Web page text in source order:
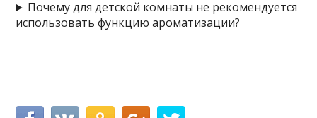
Почему для детской комнаты не рекомендуется
использовать функцию ароматизации?